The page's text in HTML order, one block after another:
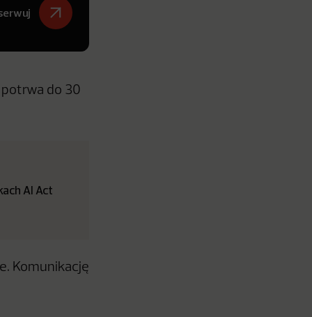
potrwa do 30
AI Act
Komunikację